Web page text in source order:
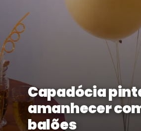
Capadócia
amanhecer
balões